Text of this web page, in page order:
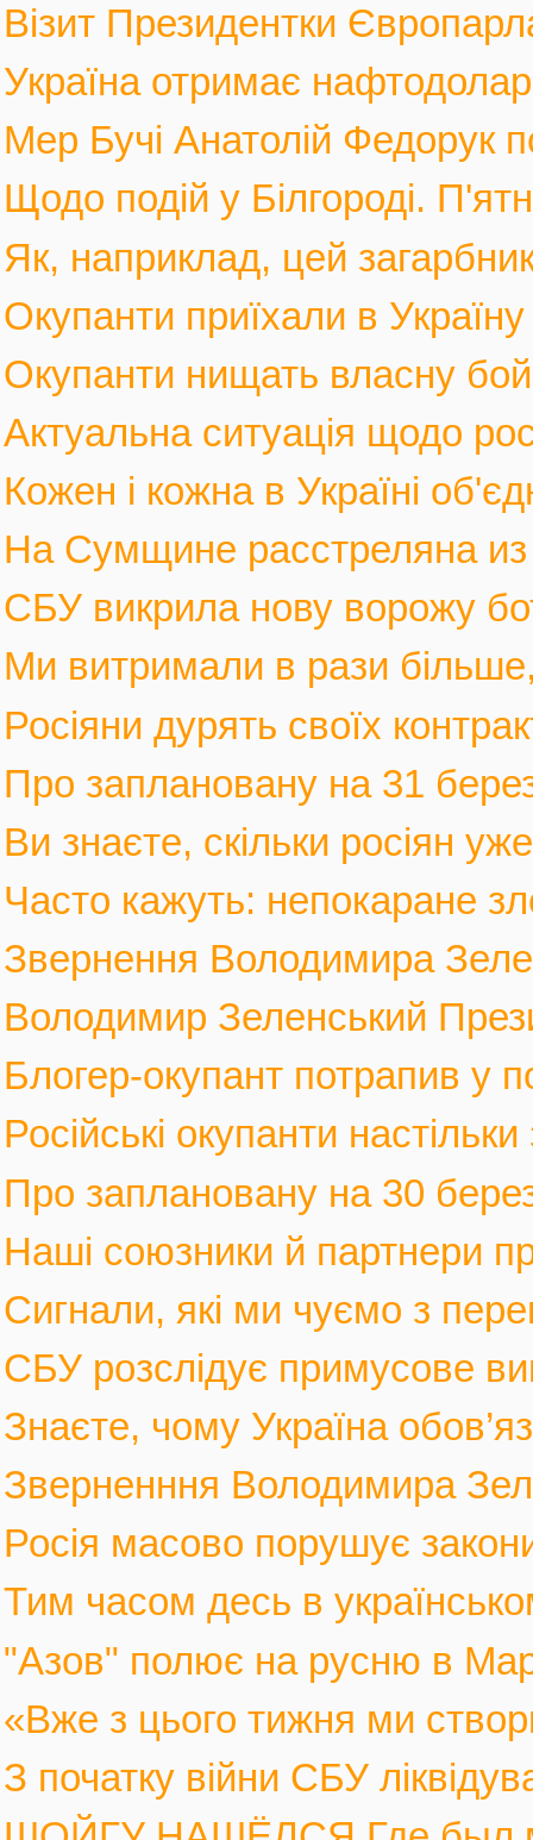
Візит Президентки
Україна отримає
Мер Бучі Анатолій Федорук
Щодо подій у Білгороді.
Як, наприклад, цей
Окупанти приїхали в
Окупанти нищать власну
Актуальна ситуація щодо
Кожен і кожна в Україні
На Сумщине расстреляна из
СБУ викрила нову ворожу
Ми витримали в рази
Росіяни дурять своїх
Про заплановану на 31
Ви знаєте, скільки росіян
Часто кажуть: непокаране
Звернення Володимира
Володимир Зеленський
Блогер-окупант потрапив у
Російські окупанти
Про заплановану на 30
Наші союзники й партнери
Сигнали, які ми чуємо з
СБУ розслідує примусове
Знаєте, чому Україна
Зверненння Володимира
Росія масово порушує
Тим часом десь в
"Азов" полює на русню в
«Вже з цього тижня ми
З початку війни СБУ